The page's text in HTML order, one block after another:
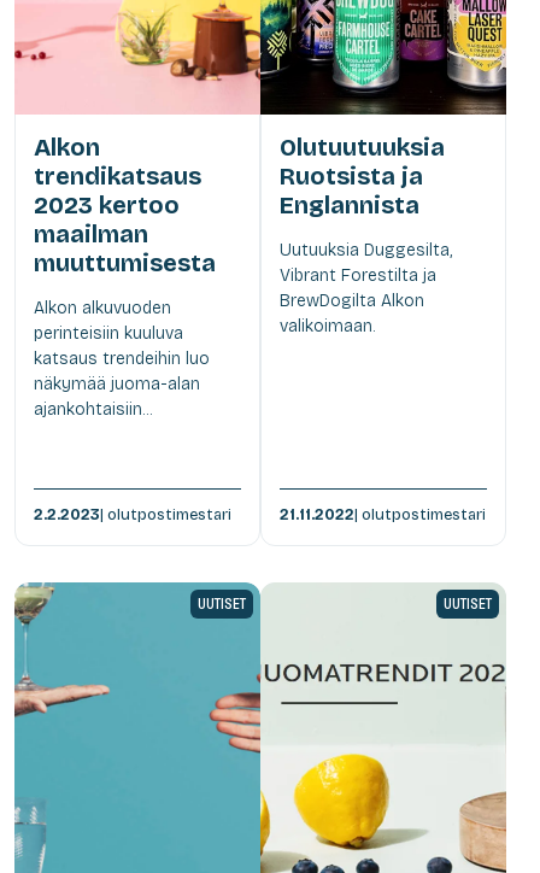
Alkon
trendikatsaus
2023 kertoo
maailman
muuttumisesta
Alkon alkuvuoden
perinteisiin kuuluva
katsaus trendeihin luo
näkymää juoma-alan
ajankohtaisiin...
2.2.2023| olutpostimestari
Olutuutuuksia
Ruotsista ja
Englannista
Uutuuksia Duggesilta,
Vibrant Forestilta ja
BrewDogilta Alkon
valikoimaan.
21.11.2022| olutpostimestari
UUTISET UUTISET